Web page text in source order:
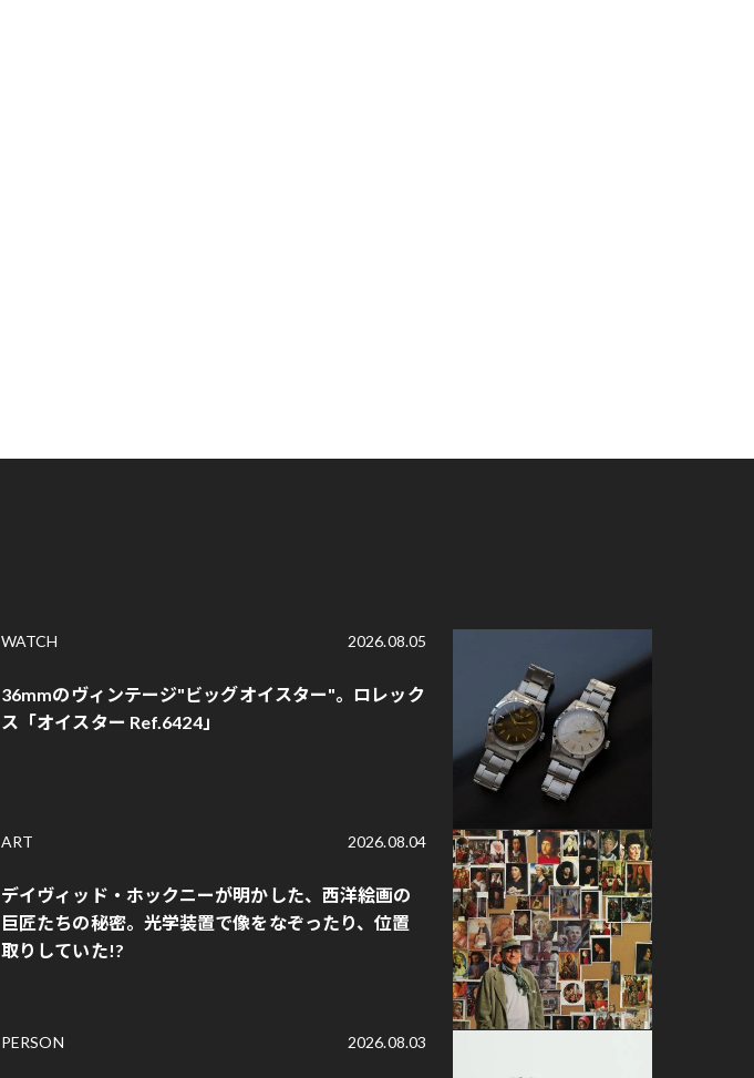
WATCH 2026.08.05
36mmのヴィンテージ"ビッグオイスター"。ロレック
ス「オイスター Ref.6424」
ART 2026.08.04
デイヴィッド・ホックニーが明かした、西洋絵画の
巨匠たちの秘密。光学装置で像をなぞったり、位置
取りしていた!?
PERSON 2026.08.03